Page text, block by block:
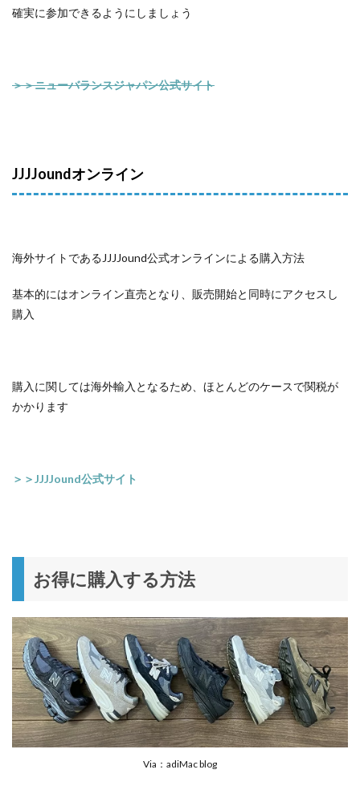
確実に参加できるようにしましょう
＞＞ニューバランスジャパン公式サイト
JJJJoundオンライン
海外サイトであるJJJJound公式オンラインによる購入方法
基本的にはオンライン直売となり、販売開始と同時にアクセスし
購入
購入に関しては海外輸入となるため、ほとんどのケースで関税が
かかります
＞＞JJJJound公式サイト
お得に購入する方法
Via：adiMac blog